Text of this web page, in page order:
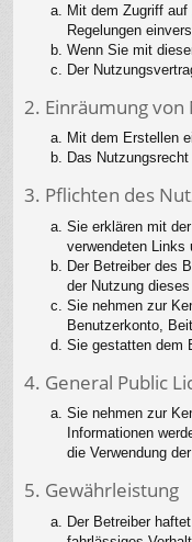
Mit dem Zugriff auf
Regelungen
Wenn Sie mit
Der
2. Einräumung
Mit dem Erstellen
Das
3. Pflichten des
Sie erklären mit
verwendeten Links
Der Betreiber des
der Nutzung
Sie nehmen zur
Benutzerkonto,
Sie gestatten dem
4. General Public
Sie nehmen zur
Informationen
die Verwendung
5. Gewährleistung
Der Betreiber